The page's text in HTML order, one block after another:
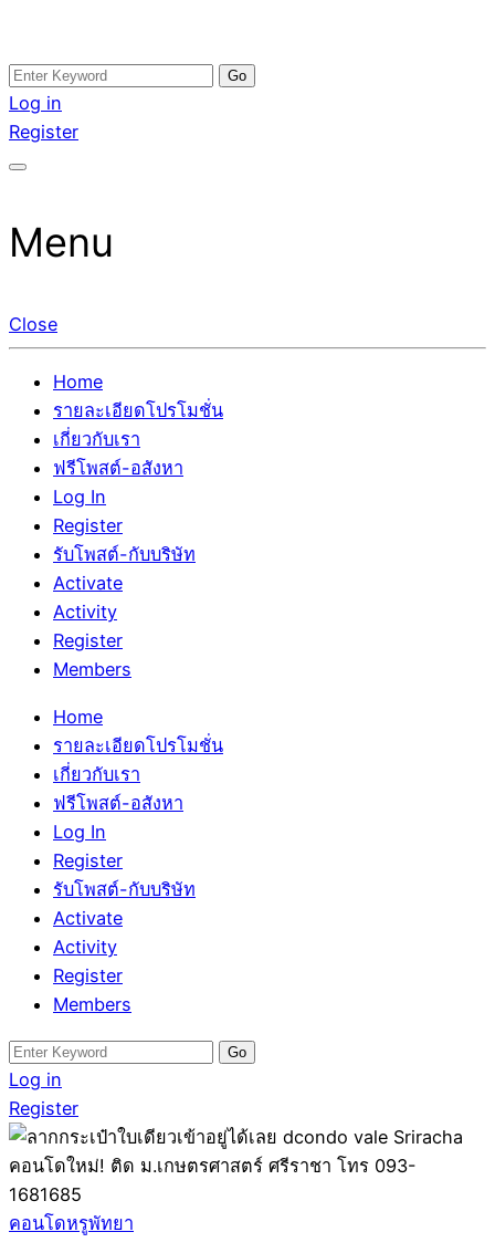
Skip
to
content
อสังหาโพสต์ รีวิวเยอะ รับจ้างโพสต์ขายบ้าน รับจ้างโพสต์อสัง
หา แตกต่างอย่างตั้งใจ รับรองผล อันดับ1 การโพสต์ขายอสังหา
กับทีมงานบริษัท บ้าน ที่ดิน คอนโด ติดGoogleหน้าแรกได้จริงๆ
รับจ้างโพสอสังหา ขายบ้าน อสังหาโพสต์ เชื่อถือได้จริง รับ
โพสต์ ที่ดิน กับทีมงานบริษัท ถูกและดีที่สุด ไม่มีค่านายหน้า
ขายได้จริงๆ ช่วยสร้างโอกาสในการขายได้มากกว่า ที่เดียว ที่
Search
for:
Log in
Register
Menu
Close
Home
รายละเอียดโปรโมชั่น
เกี่ยวกับเรา
ฟรีโพสต์-อสังหา
Log In
Register
รับโพสต์-กับบริษัท
Activate
Activity
Register
Members
Home
รายละเอียดโปรโมชั่น
เกี่ยวกับเรา
ฟรีโพสต์-อสังหา
Log In
Register
รับโพสต์-กับบริษัท
Activate
Activity
Register
Members
Search
for:
Log in
Register
คอนโดหรูพัทยา